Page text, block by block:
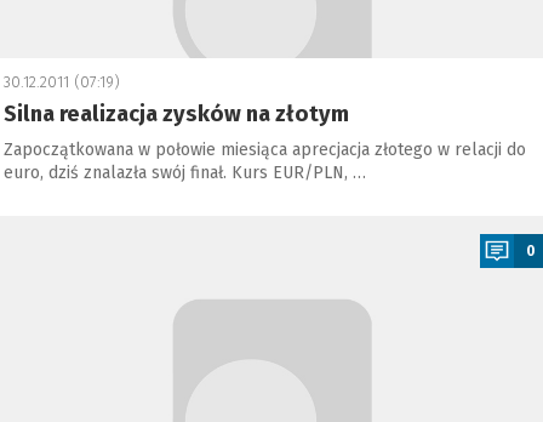
30.12.2011 (07:19)
Silna realizacja zysków na złotym
Zapoczątkowana w połowie miesiąca aprecjacja złotego w relacji do
euro, dziś znalazła swój finał. Kurs EUR/PLN, …
0